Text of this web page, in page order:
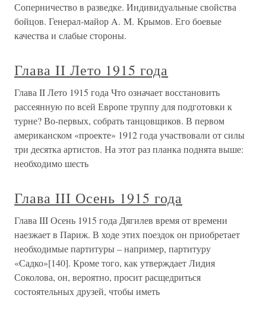
Соперничество в разведке. Индивидуальные свойства
бойцов. Генерал-майор A. M. Крымов. Его боевые
качества и слабые стороны.
Глава II Лето 1915 года
Глава II Лето 1915 года Что означает восстановить
рассеянную по всей Европе труппу для подготовки к
турне? Во-первых, собрать танцовщиков. В первом
американском «проекте» 1912 года участвовали от силы
три десятка артистов. На этот раз планка поднята выше:
необходимо шесть
Глава III Осень 1915 года
Глава III Осень 1915 года Дягилев время от времени
наезжает в Париж. В ходе этих поездок он приобретает
необходимые партитуры – например, партитуру
«Садко»[140]. Кроме того, как утверждает Лидия
Соколова, он, вероятно, просит расщедриться
состоятельных друзей, чтобы иметь